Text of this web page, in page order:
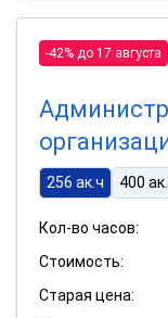
-42% до 17 августа
256 ак.ч 400
Кол-во часов:
Стоимость:
Старая цена: